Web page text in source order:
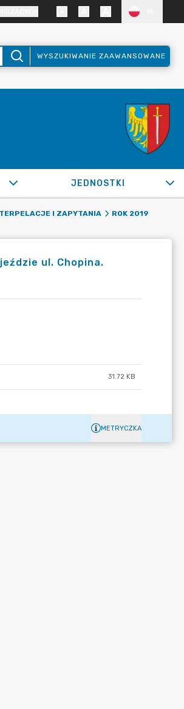
WYSZUKIWANIE ZAAWANSOWANE
JEDNOSTKI
I ZAPYTANIA
ROK 2019
ul. Chopina.
31.72 KB
METRYCZKA